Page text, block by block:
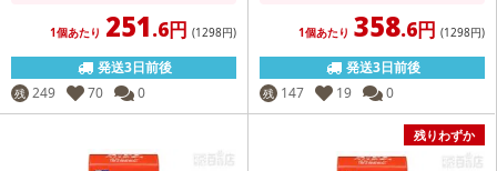
1個あたり 251.6円 (1298円)
発送3日前後
残 249 70 0
1個あたり 358.6円 (1298円)
発送3日前後
残 147 19 0
残りわずか